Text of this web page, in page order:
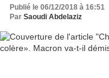
Publié le 06/12/2018 à 16:51
Par Saoudi Abdelaziz